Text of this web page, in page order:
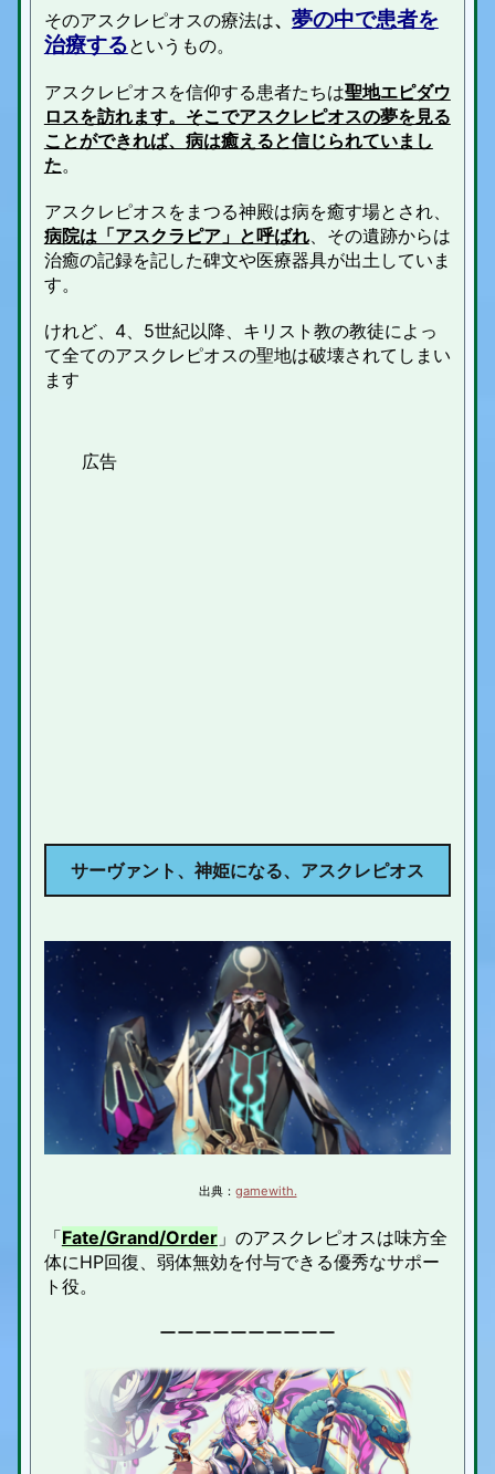
そのアスクレピオスの療法は、 夢の中で患者を
治療するというもの。
アスクレピオスを信仰する患者たちは聖地エピダウ
ロスを訪れます。そこでアスクレピオスの夢を見る
ことができれば、病は癒えると信じられていまし
た。
アスクレピオスをまつる神殿は病を癒す場とされ、
病院は「アスクラピア」と呼ばれ、その遺跡からは
治癒の記録を記した碑文や医療器具が出土していま
す。
けれど、4、5世紀以降、キリスト教の教徒によっ
て全てのアスクレピオスの聖地は破壊されてしまい
ます
サーヴァント、神姫になる、アスクレピオス
出典： gamewith.
「Fate/Grand/Order」のアスクレピオスは味方全
体にHP回復、弱体無効を付与できる優秀なサポー
ト役。
ーーーーーーーーーー